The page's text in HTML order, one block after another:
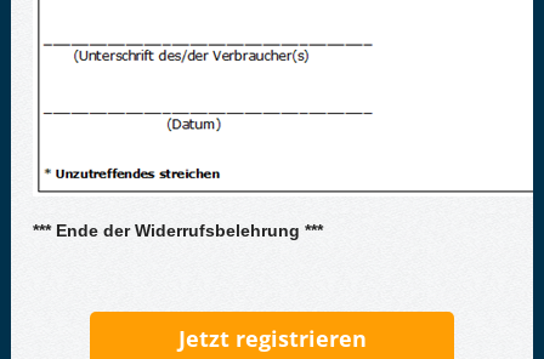
*** Ende der Widerrufsbelehrung ***
Jetzt registrieren